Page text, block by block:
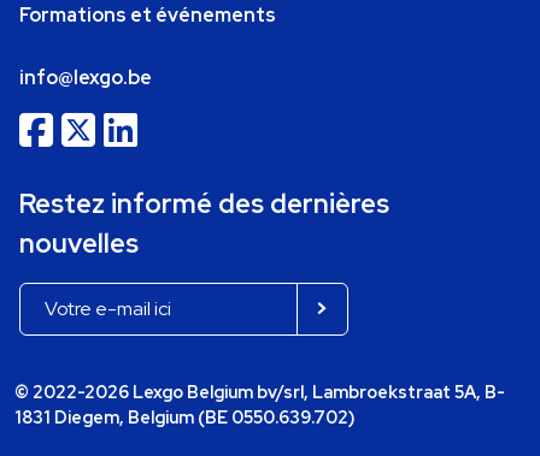
Formations et événements
info@lexgo.be
Restez informé des dernières
nouvelles
© 2022-2026 Lexgo Belgium bv/srl, Lambroekstraat 5A, B-
1831 Diegem, Belgium (BE 0550.639.702)